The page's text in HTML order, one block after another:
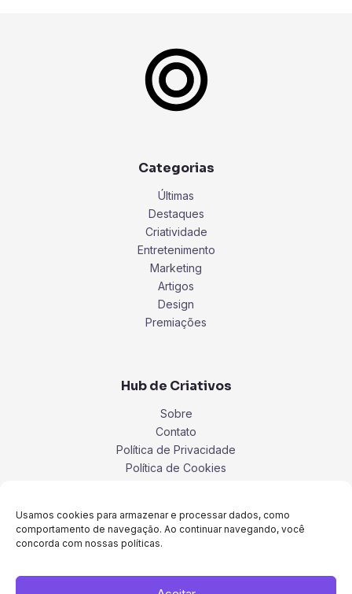
Usamos cookies para armazenar e processar dados, como
comportamento de navegação. Ao continuar navegando, você
concorda com nossas políticas.
Categorias
Últimas
Destaques
Criatividade
Entretenimento
Marketing
Artigos
Design
Premiações
Hub de Criativos
Sobre
Contato
Política de Privacidade
Política de Cookies